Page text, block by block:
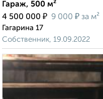
Гараж, 500 м²
4 500 000 ₽ 9 000 ₽ за м²
Гагарина 17
Собственник, 19.09.2022